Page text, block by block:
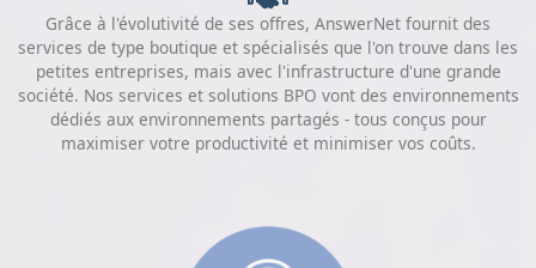
Grâce à l'évolutivité de ses offres, AnswerNet fournit des
services de type boutique et spécialisés que l'on trouve dans les
petites entreprises, mais avec l'infrastructure d'une grande
société. Nos services et solutions BPO vont des environnements
dédiés aux environnements partagés - tous conçus pour
maximiser votre productivité et minimiser vos coûts.